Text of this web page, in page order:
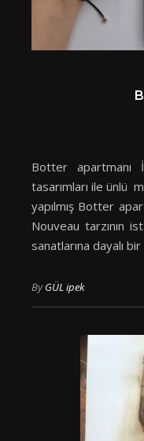
Botter apartmanı
tasarımları ile ünlü
yapılmış Botter
Nouveau tarzının
sanatlarına dayalı
ByGÜL ipek